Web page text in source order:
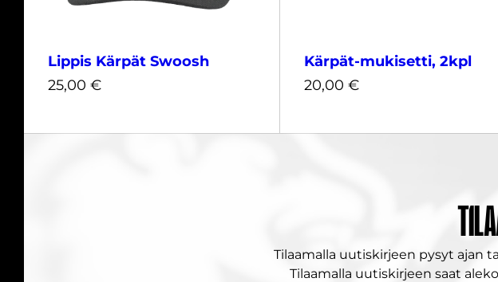
Lippis Kärpät Swoosh
25,00 €
Kärpät-mukisetti, 2kpl
20,00 €
20,00 €
Tilaamalla uutiskirjeen pysyt ajan
Tilaamalla uutiskirjeen saat